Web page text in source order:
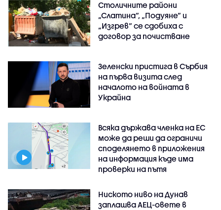
Столичните райони
„Слатина“, „Подуяне“ и
„Изгрев“ се сдобиха с
договор за почистване
Зеленски пристига в Сърбия
на първа визита след
началото на войната в
Украйна
Всяка държава членка на ЕС
може да реши да ограничи
споделянето в приложения
на информация къде има
проверки на пътя
Ниското ниво на Дунав
заплашва АЕЦ-овете в